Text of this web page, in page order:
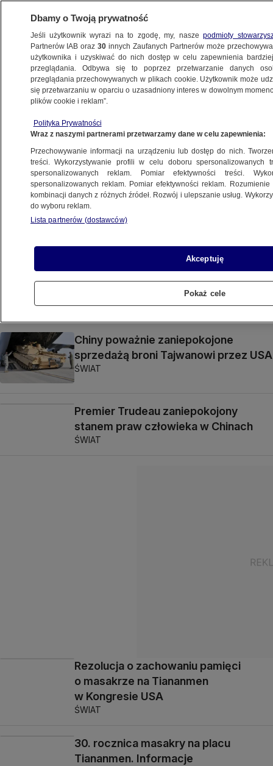
CHINY
Trzy razy więcej wody niż zazwyczaj.
Wodospad wezbrał po intensywnych
opadach
METEO
Hongkong. Media w Pekinie: obce siły
chcą zaszkodzić Chinom
Hongkong. Masowe protesty
Putin i Xi oglądali pandy
ŚWIAT
Chiny poważnie zaniepokojone
sprzedażą broni Tajwanowi przez USA
ŚWIAT
Premier Trudeau zaniepokojony
stanem praw człowieka w Chinach
ŚWIAT
Rezolucja o zachowaniu pamięci
o masakrze na Tiananmen
w Kongresie USA
ŚWIAT
30. rocznica masakry na placu
Tiananmen. Informacje
Dbamy o Twoją prywatność
Jeśli użytkownik wyrazi na to zgodę, my, naszepodmioty
Partnerów IAB oraz30 innych Zaufanych Partnerów może
użytkownika i uzyskiwać do nich dostęp w celu zapewnienia
przeglądania. Odbywa się to poprzez przetwarzanie danych
przeglądania przechowywanych w plikach cookie. Użytkownik może
się przetwarzaniu w oparciu o uzasadniony interes w dowolnym
plików cookie i reklam”.
Polityka Prywatności
Wraz z naszymi partnerami przetwarzamy dane w celu zapewnienia:
Przechowywanie informacji na urządzeniu lub dostęp do nich.
treści. Wykorzystywanie profili w celu doboru spersonalizowanych
spersonalizowanych reklam. Pomiar efektywności treści.
spersonalizowanych reklam. Pomiar efektywności reklam.
kombinacji danych z różnych źródeł. Rozwój i ulepszanie usług.
do wyboru reklam.
Lista partnerów (dostawców)
Akceptuję
Pokaż cele